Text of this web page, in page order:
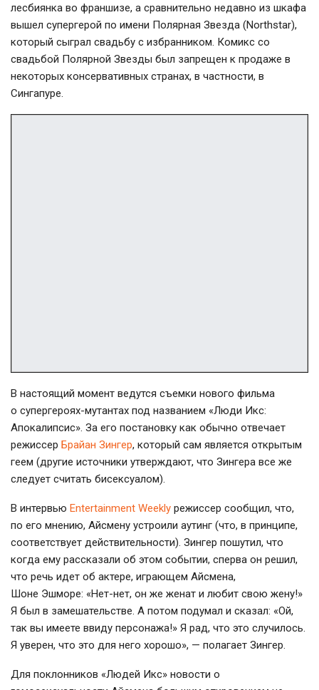
лесбиянка во франшизе, а сравнительно недавно из шкафа
вышел супергерой по имени Полярная Звезда (Northstar),
который сыграл свадьбу с избранником. Комикс со
свадьбой Полярной Звезды был запрещен к продаже в
некоторых консервативных странах, в частности, в
Сингапуре.
В настоящий момент ведутся съемки нового фильма
о супергероях-мутантах под названием «Люди Икс:
Апокалипсис». За его постановку как обычно отвечает
режиссер Брайан Зингер, который сам является открытым
геем (другие источники утверждают, что Зингера все же
следует считать бисексуалом).
В интервью Entertainment Weekly режиссер сообщил, что,
по его мнению, Айсмену устроили аутинг (что, в принципе,
соответствует действительности). Зингер пошутил, что
когда ему рассказали об этом событии, сперва он решил,
что речь идет об актере, играющем Айсмена,
Шоне Эшморе: «Нет-нет, он же женат и любит свою жену!»
Я был в замешательстве. А потом подумал и сказал: «Ой,
так вы имеете ввиду персонажа!» Я рад, что это случилось.
Я уверен, что это для него хорошо», — полагает Зингер.
Для поклонников «Людей Икс» новости о